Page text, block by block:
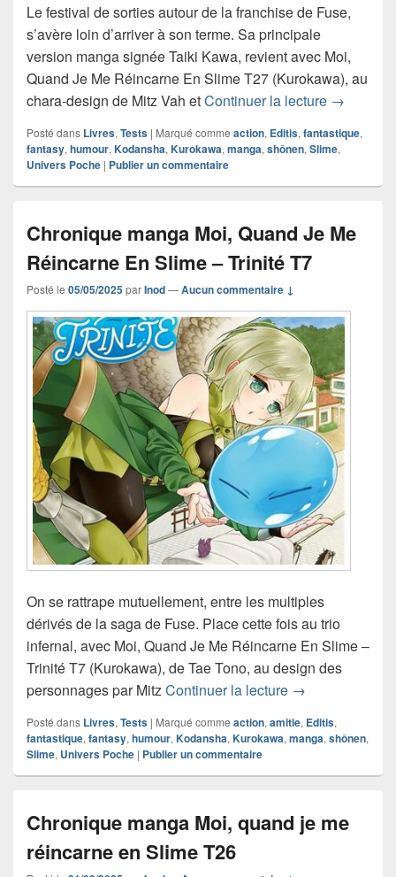
Le festival de sorties autour de la franchise de Fuse,
s’avère loin d’arriver à son terme. Sa principale
version manga signée Taiki Kawa, revient avec Moi,
Quand Je Me Réincarne En Slime T27 (Kurokawa), au
chara-design de Mitz Vah etContinuer la lecture →
Posté dans Livres, Tests | Marqué comme action, Editis, fantastique,
fantasy, humour, Kodansha, Kurokawa, manga, shônen, Slime,
Univers Poche | Publier un commentaire
Chronique manga Moi, Quand Je Me
Réincarne En Slime – Trinité T7
Posté le 05/05/2025parInod—Aucun commentaire ↓
On se rattrape mutuellement, entre les multiples
dérivés de la saga de Fuse. Place cette fois au trio
infernal, avec Moi, Quand Je Me Réincarne En Slime –
Trinité T7 (Kurokawa), de Tae Tono, au design des
personnages par MitzContinuer la lecture Chronique
→
Posté dans Livres, Tests | Marqué comme action, amitie, Editis,
fantastique, fantasy, humour, Kodansha, Kurokawa, manga, shônen,
Slime, Univers Poche | Publier un commentaire
Chronique manga Moi, quand je me
réincarne en Slime T26